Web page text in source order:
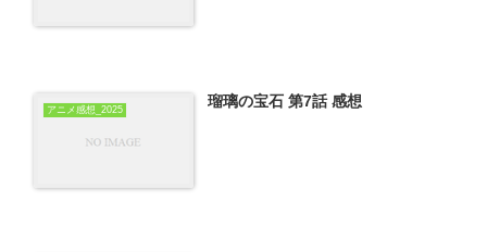
アニメ感想_2025 瑠璃の宝石 第7話 感想